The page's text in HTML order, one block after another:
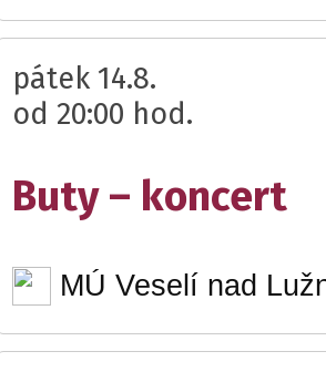
pátek 14.8.
od 20:00 hod.
Buty – koncert
MÚ Veselí nad